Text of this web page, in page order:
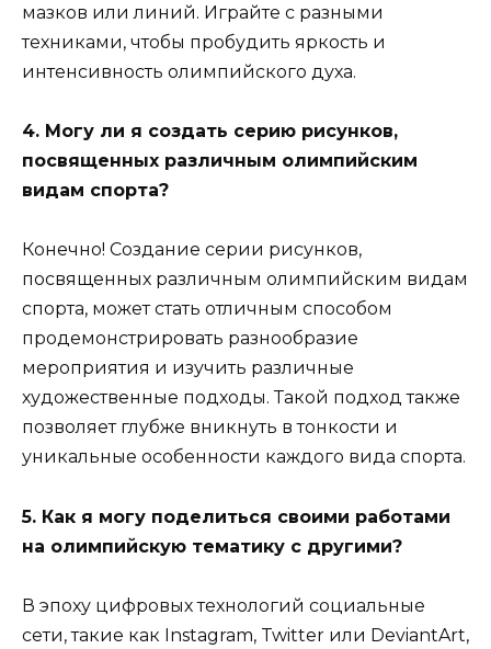
мазков или линий. Играйте с разными
техниками, чтобы пробудить яркость и
интенсивность олимпийского духа.
4. Могу ли я создать серию рисунков,
посвященных различным олимпийским
видам спорта?
Конечно! Создание серии рисунков,
посвященных различным олимпийским видам
спорта, может стать отличным способом
продемонстрировать разнообразие
мероприятия и изучить различные
художественные подходы. Такой подход также
позволяет глубже вникнуть в тонкости и
уникальные особенности каждого вида спорта.
5. Как я могу поделиться своими работами
на олимпийскую тематику с другими?
В эпоху цифровых технологий социальные
сети, такие как Instagram, Twitter или DeviantArt,